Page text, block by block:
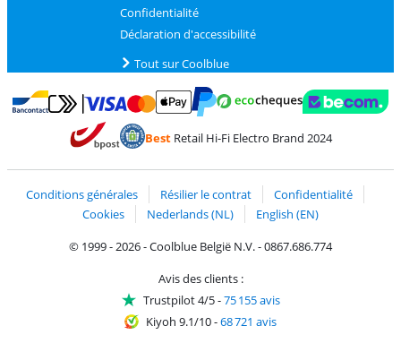
Confidentialité
Déclaration d'accessibilité
Tout sur Coolblue
Payer avec Bancontact
Payer avec MasterCard et Visa via ClickToPay
BestRetail Hi-Fi Electro Brand 2024
Conditions générales Résilier le contrat
Confidentialité
Cookies
Nederlands (NL)
English (EN)
© 1999 - 2026 - Coolblue België N.V. - 0867.686.774
Avis des clients :
Trustpilot 4/5-75 155 avis
Kiyoh 9.1/10-68 721 avis